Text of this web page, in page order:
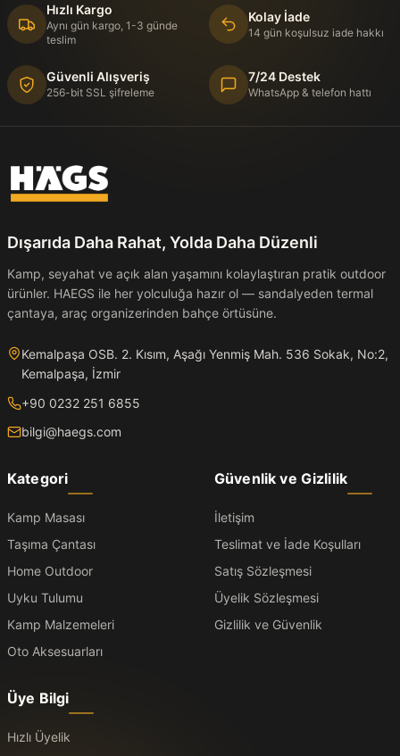
Hızlı Kargo
Aynı gün kargo, 1-3 günde
teslim
Kolay İade
14 gün koşulsuz iade hakkı
Güvenli Alışveriş
256-bit SSL şifreleme
7/24 Destek
WhatsApp & telefon hattı
Dışarıda Daha Rahat, Yolda Daha Düzenli
Kamp, seyahat ve açık alan yaşamını kolaylaştıran pratik outdoor
ürünler. HAEGS ile her yolculuğa hazır ol — sandalyeden termal
çantaya, araç organizerinden bahçe örtüsüne.
Kemalpaşa OSB. 2. Kısım, Aşağı Yenmiş Mah. 536 Sokak, No:2,
Kemalpaşa, İzmir
+90 0232 251 6855
bilgi@haegs.com
Kategori
Kamp Masası
Taşıma Çantası
Home Outdoor
Uyku Tulumu
Kamp Malzemeleri
Oto Aksesuarları
Güvenlik ve Gizlilik
İletişim
Teslimat ve İade Koşulları
Satış Sözleşmesi
Üyelik Sözleşmesi
Gizlilik ve Güvenlik
Üye Bilgi
Hızlı Üyelik